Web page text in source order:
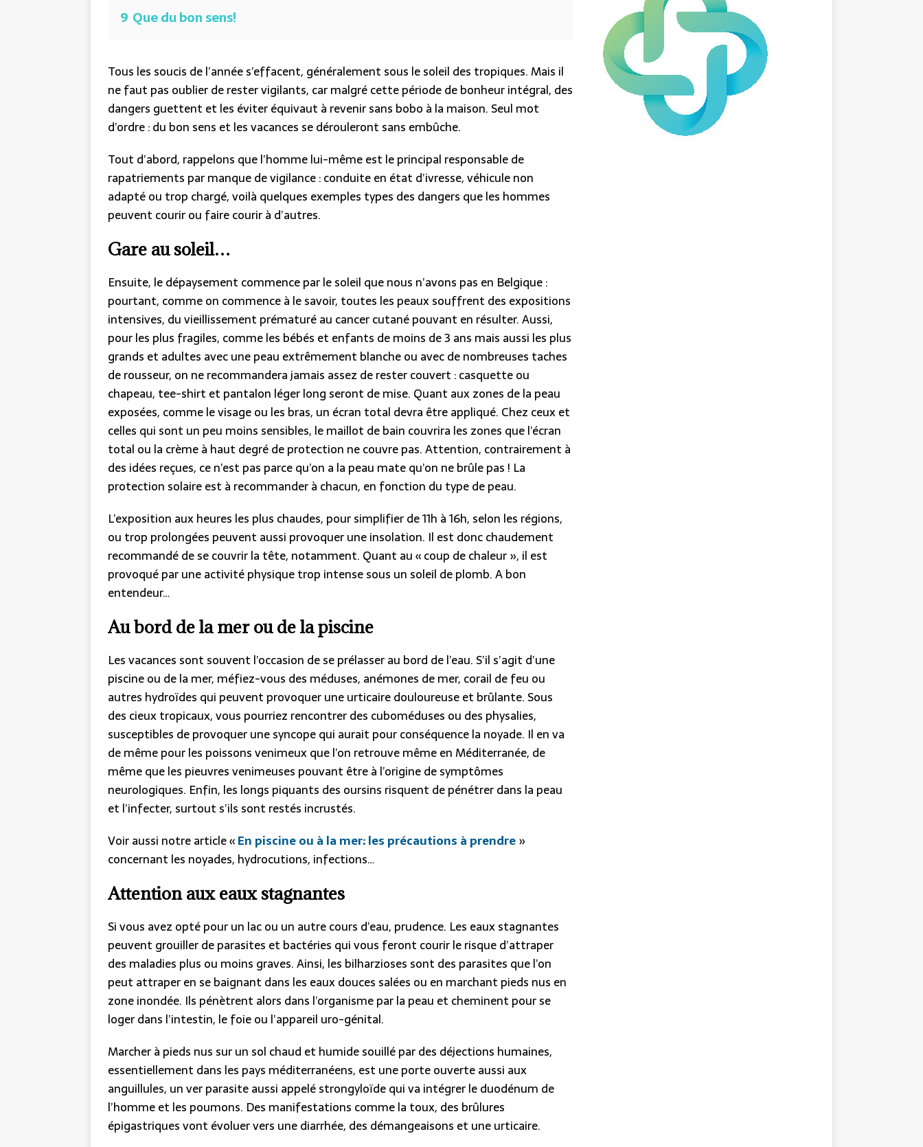
9 Que du bon sens!
Tous les soucis de l’année s’effacent, généralement sous le soleil des tropiques. Mais il
ne faut pas oublier de rester vigilants, car malgré cette période de bonheur intégral, des
dangers guettent et les éviter équivaut à revenir sans bobo à la maison. Seul mot
d’ordre : du bon sens et les vacances se dérouleront sans embûche.
Tout d’abord, rappelons que l’homme lui-même est le principal responsable de
rapatriements par manque de vigilance : conduite en état d’ivresse, véhicule non
adapté ou trop chargé, voilà quelques exemples types des dangers que les hommes
peuvent courir ou faire courir à d’autres.
Gare au soleil…
Ensuite, le dépaysement commence par le soleil que nous n’avons pas en Belgique :
pourtant, comme on commence à le savoir, toutes les peaux souffrent des expositions
intensives, du vieillissement prématuré au cancer cutané pouvant en résulter. Aussi,
pour les plus fragiles, comme les bébés et enfants de moins de 3 ans mais aussi les plus
grands et adultes avec une peau extrêmement blanche ou avec de nombreuses taches
de rousseur, on ne recommandera jamais assez de rester couvert : casquette ou
chapeau, tee-shirt et pantalon léger long seront de mise. Quant aux zones de la peau
exposées, comme le visage ou les bras, un écran total devra être appliqué. Chez ceux et
celles qui sont un peu moins sensibles, le maillot de bain couvrira les zones que l’écran
total ou la crème à haut degré de protection ne couvre pas. Attention, contrairement à
des idées reçues, ce n’est pas parce qu’on a la peau mate qu’on ne brûle pas ! La
protection solaire est à recommander à chacun, en fonction du type de peau.
L’exposition aux heures les plus chaudes, pour simplifier de 11h à 16h, selon les régions,
ou trop prolongées peuvent aussi provoquer une insolation. Il est donc chaudement
recommandé de se couvrir la tête, notamment. Quant au « coup de chaleur », il est
provoqué par une activité physique trop intense sous un soleil de plomb. A bon
entendeur…
Au bord de la mer ou de la piscine
Les vacances sont souvent l’occasion de se prélasser au bord de l’eau. S’il s’agit d’une
piscine ou de la mer, méfiez-vous des méduses, anémones de mer, corail de feu ou
autres hydroïdes qui peuvent provoquer une urticaire douloureuse et brûlante. Sous
des cieux tropicaux, vous pourriez rencontrer des cuboméduses ou des physalies,
susceptibles de provoquer une syncope qui aurait pour conséquence la noyade. Il en va
de même pour les poissons venimeux que l’on retrouve même en Méditerranée, de
même que les pieuvres venimeuses pouvant être à l’origine de symptômes
neurologiques. Enfin, les longs piquants des oursins risquent de pénétrer dans la peau
et l’infecter, surtout s’ils sont restés incrustés.
Voir aussi notre article «En piscine ou à la mer: les précautions à prendre»
concernant les noyades, hydrocutions, infections…
Attention aux eaux stagnantes
Si vous avez opté pour un lac ou un autre cours d’eau, prudence. Les eaux stagnantes
peuvent grouiller de parasites et bactéries qui vous feront courir le risque d’attraper
des maladies plus ou moins graves. Ainsi, les bilharzioses sont des parasites que l’on
peut attraper en se baignant dans les eaux douces salées ou en marchant pieds nus en
zone inondée. Ils pénètrent alors dans l’organisme par la peau et cheminent pour se
loger dans l’intestin, le foie ou l’appareil uro-génital.
Marcher à pieds nus sur un sol chaud et humide souillé par des déjections humaines,
essentiellement dans les pays méditerranéens, est une porte ouverte aussi aux
anguillules, un ver parasite aussi appelé strongyloïde qui va intégrer le duodénum de
l’homme et les poumons. Des manifestations comme la toux, des brûlures
épigastriques vont évoluer vers une diarrhée, des démangeaisons et une urticaire.